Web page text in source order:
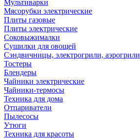
Мультиварки
Мясорубки электрические
Плиты газовые
Плиты электрические
Соковыжималки
Сушилки для овощей
Сэндвичницы, электрогрили, аэрогрили
Тостеры
Блендеры
Чайники электрические
Чайники-термосы
Техника для дома
Отпариватели
Пылесосы
Утюги
Техника для красоты